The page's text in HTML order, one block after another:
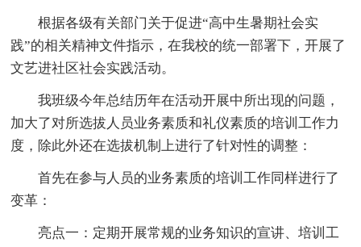
根据各级有关部门关于促进“高中生暑期社会实
践”的相关精神文件指示，在我校的统一部署下，开展了
文艺进社区社会实践活动。
我班级今年总结历年在活动开展中所出现的问题，
加大了对所选拔人员业务素质和礼仪素质的培训工作力
度，除此外还在选拔机制上进行了针对性的调整：
首先在参与人员的业务素质的培训工作同样进行了
变革：
亮点一：定期开展常规的业务知识的宣讲、培训工